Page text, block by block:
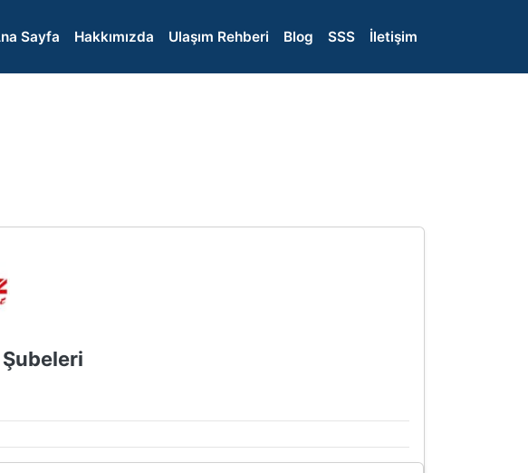
Sayfa Hakkımızda Ulaşım Rehberi Blog SSS İletişim